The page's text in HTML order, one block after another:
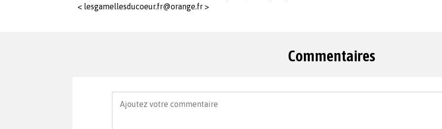
< lesgamellesducoeur.fr@orange.fr >
Commentaires